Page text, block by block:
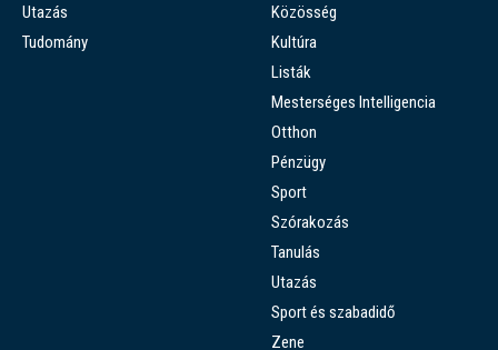
Utazás
Tudomány
Közösség
Kultúra
Listák
Mesterséges Intelligencia
Otthon
Pénzügy
Sport
Szórakozás
Tanulás
Utazás
Sport és szabadidő
Zene